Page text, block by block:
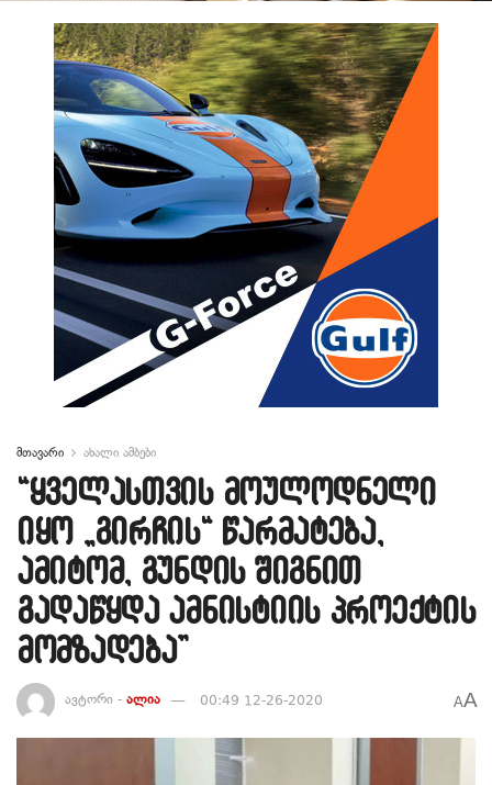
მთავარი ახალი ამბები
“ყველასთვის მოულოდნელი
იყო „გირჩის“ წარმატება,
ამიტომ, გუნდის შიგნით
გადაწყდა ამნისტიის პროექტის
მომზადება”
ავტორი - ალია 00:49 12-26-2020 AA